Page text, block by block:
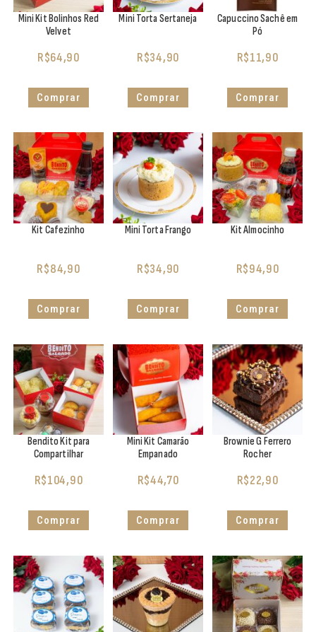
Mini Kit Bolinhos Red
Velvet
R$64,90
Comprar
Mini Torta Sertaneja
R$34,90
Comprar
Capuccino Sachê em
Pó
R$11,90
Comprar
Kit Cafezinho
R$84,90
Comprar
Mini Torta Frango
R$34,90
Comprar
Kit Almocinho
R$94,90
Comprar
Bendito Kit para
Compartilhar
R$104,90
Comprar
Mini Kit Camarão
Empanado
R$44,70
Comprar
Brownie G Ferrero
Rocher
R$22,90
Comprar